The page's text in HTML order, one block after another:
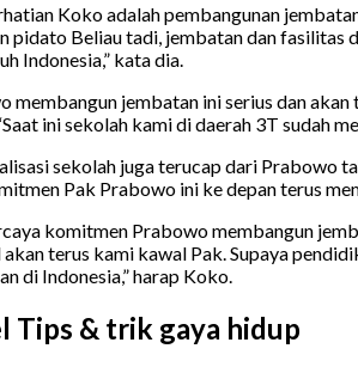
Koko adalah pembangunan
pidato Beliau tadi, jembatan dan
Indonesia,” kata dia.
membangun jembatan ini serius dan
ini sekolah kami di daerah 3T sudah
sekolah juga terucap dari Prabowo
Pak Prabowo ini ke depan terus
komitmen Prabowo membangun
terus kami kawal Pak. Supaya
di Indonesia,” harap Koko.
Tips & trik gaya hidup